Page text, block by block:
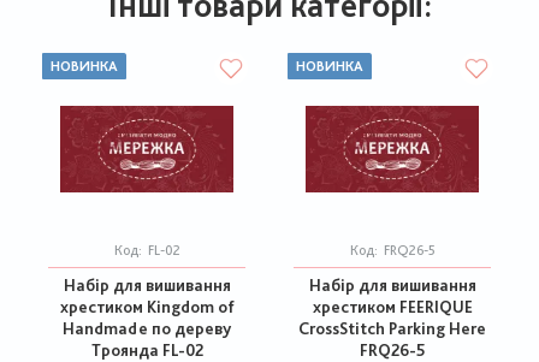
НОВИНКА
Код: FL-02
Набір для вишивання
хрестиком Kingdom of
Handmade по дереву
Троянда FL-02
НОВИНКА
Код: FRQ26-5
Набір для вишивання
хрестиком FEERIQUE
CrossStitch Parking Here
FRQ26-5